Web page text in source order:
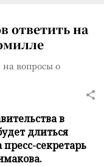
ответить на
на вопросы о
в
длиться
секретарь